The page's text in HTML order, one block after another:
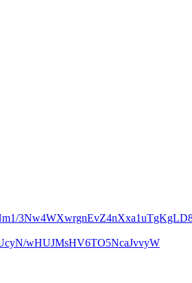
wHUJMsHV6TO5NcaJvvyW